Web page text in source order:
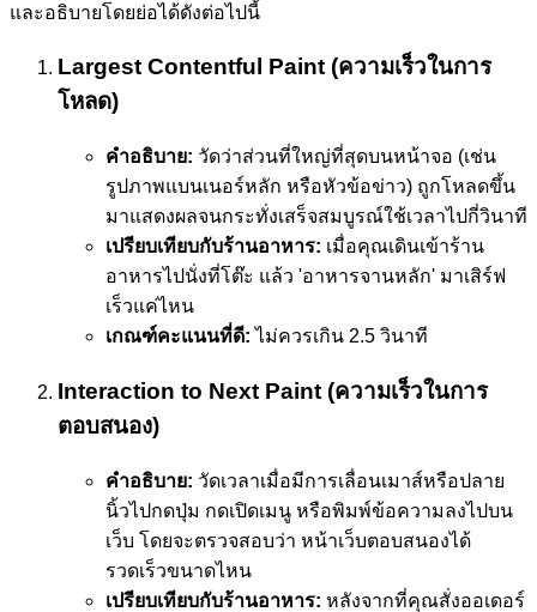
และอธิบายโดยย่อได้ดังต่อไปนี้
Largest Contentful Paint (ความเร็วในการ
โหลด)
คำอธิบาย: วัดว่าส่วนที่ใหญ่ที่สุดบนหน้าจอ (เช่น
รูปภาพแบนเนอร์หลัก หรือหัวข้อข่าว) ถูกโหลดขึ้น
มาแสดงผลจนกระทั่งเสร็จสมบูรณ์ใช้เวลาไปกี่วินาที
เปรียบเทียบกับร้านอาหาร: เมื่อคุณเดินเข้าร้าน
อาหารไปนั่งที่โต๊ะ แล้ว 'อาหารจานหลัก' มาเสิร์ฟ
เร็วแค่ไหน
เกณฑ์คะแนนที่ดี: ไม่ควรเกิน 2.5 วินาที
Interaction to Next Paint (ความเร็วในการ
ตอบสนอง)
คำอธิบาย: วัดเวลาเมื่อมีการเลื่อนเมาส์หรือปลาย
นิ้วไปกดปุ่ม กดเปิดเมนู หรือพิมพ์ข้อความลงไปบน
เว็บ โดยจะตรวจสอบว่า หน้าเว็บตอบสนองได้
รวดเร็วขนาดไหน
เปรียบเทียบกับร้านอาหาร: หลังจากที่คุณสั่งออเดอร์